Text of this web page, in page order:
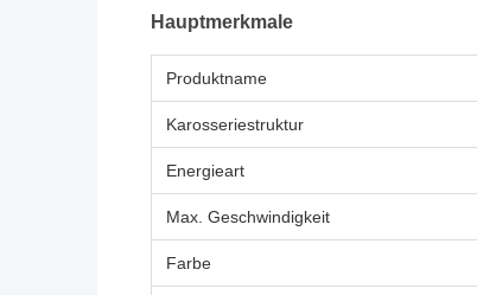
Hauptmerkmale
Produktname
Karosseriestruktur
Energieart
Max. Geschwindigkeit
Farbe